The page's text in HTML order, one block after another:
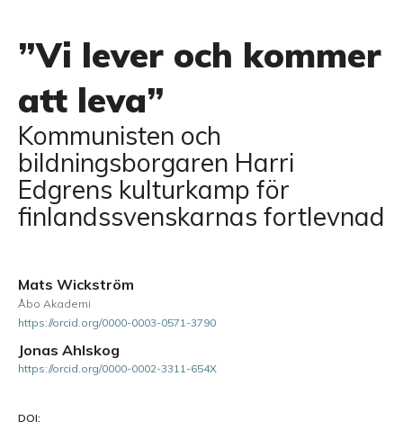
”Vi lever och kommer
att leva”
Kommunisten och
bildningsborgaren Harri
Edgrens kulturkamp för
finlandssvenskarnas fortlevnad
Mats Wickström
Åbo Akademi
https://orcid.org/0000-0003-0571-3790
Jonas Ahlskog
https://orcid.org/0000-0002-3311-654X
DOI: